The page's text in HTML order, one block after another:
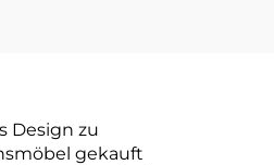
Design zu
gekauft